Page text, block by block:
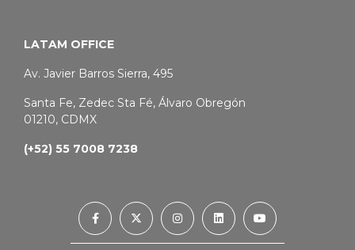
LATAM OFFICE
Av. Javier Barros Sierra, 495
Santa Fe, Zedec Sta Fé, Álvaro Obregón
01210, CDMX
(+52) 55 7008 7238